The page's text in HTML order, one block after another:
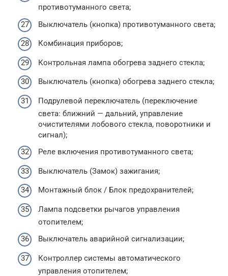
противотуманного света;
Выключатель (кнопка) противотуманного света;
Комбинация приборов;
Контрольная лампа обогрева заднего стекла;
Выключатель (кнопка) обогрева заднего стекла;
Подрулевой переключатель (переключение
света: ближний — дальний, управление
очистителями лобового стекла, поворотники и
сигнал);
Реле включения противотуманного света;
Выключатель (Замок) зажигания;
Монтажный блок / Блок предохранителей;
Лампа подсветки рычагов управления
отопителем;
Выключатель аварийной сигнализации;
Контроллер системы автоматического
управления отопителем;